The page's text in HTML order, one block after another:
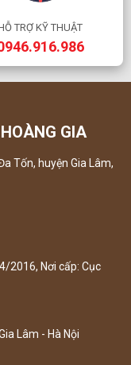
TRỢ KỸ THUẬT
GIA
Tốn, huyện Gia Lâm,
2016, Nơi cấp: Cục
Lâm - Hà Nội